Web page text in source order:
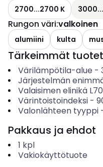
2700...2700 K
Rungon väri:valkoinen
alumiini kulta
Tärkeimmät
Värilämpötila-alue -
Järjestelmän
Valaisimen elinikä
Värintoistoindeksi-
Valonlähteen tyyppi
Pakkaus ja ehdot
1 kpl
Vakiokäyttötuote